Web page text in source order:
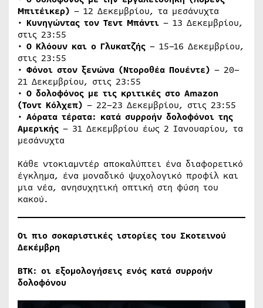
Μπιτέικερ) – 12 Δεκεμβρίου, τα μεσάνυχτα
• Κυνηγώντας τον Τεντ Μπάντι – 13 Δεκεμβρίου,
στις 23:55
• Ο Κλόουν και ο Γλυκατζής – 15–16 Δεκεμβρίου,
στις 23:55
• Φόνοι στον ξενώνα (Ντοροθέα Πουέντε) – 20–
21 Δεκεμβρίου, στις 23:55
• Ο δολοφόνος με τις κριτικές στο Amazon
(Τοντ Κόλχεπ) – 22–23 Δεκεμβρίου, στις 23:55
• Αόρατα τέρατα: κατά συρροήν δολοφόνοι της
Αμερικής – 31 Δεκεμβρίου έως 2 Ιανουαρίου, τα
μεσάνυχτα
Κάθε ντοκιαμντέρ αποκαλύπτει ένα διαφορετικό
έγκλημα, ένα μοναδικό ψυχολογικό προφίλ και
μια νέα, ανησυχητική οπτική στη φύση του
κακού.
Οι πιο σοκαριστικές ιστορίες του Σκοτεινού
Δεκέμβρη
ΒΤΚ: οι εξομολογήσεις ενός κατά συρροήν
δολοφόνου